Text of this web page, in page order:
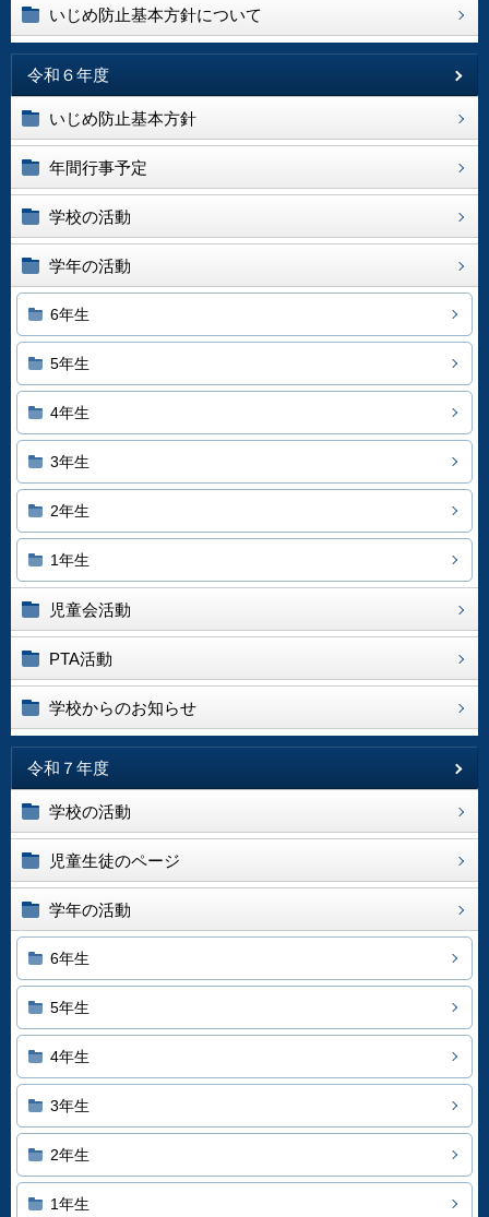
いじめ防止基本方針について
令和６年度
いじめ防止基本方針
年間行事予定
学校の活動
学年の活動
6年生
5年生
4年生
3年生
2年生
1年生
児童会活動
PTA活動
学校からのお知らせ
令和７年度
学校の活動
児童生徒のページ
学年の活動
6年生
5年生
4年生
3年生
2年生
1年生